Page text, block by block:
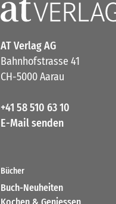
AT Verlag AG
Bahnhofstrasse 41
CH-5000 Aarau
+41 58 510 63 10
E-Mail senden
Bücher
Buch-Neuheiten